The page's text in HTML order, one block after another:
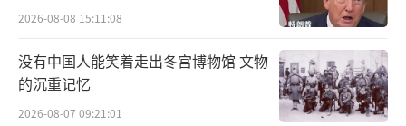
2026-08-08 15:11:08
没有中国人能笑着走出冬宫博物馆 文物
的沉重记忆
2026-08-07 09:21:01